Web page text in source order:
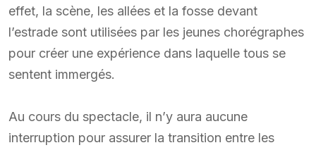
effet, la scène, les allées et la fosse devant
l’estrade sont utilisées par les jeunes chorégraphes
pour créer une expérience dans laquelle tous se
sentent immergés.
Au cours du spectacle, il n’y aura aucune
interruption pour assurer la transition entre les